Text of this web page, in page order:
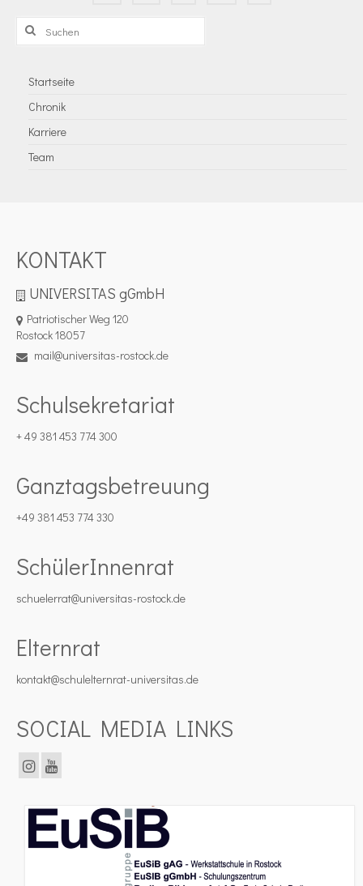
Beiträge
Suchen
nach:
Startseite
Chronik
Karriere
Team
KONTAKT
UNIVERSITAS gGmbH
Patriotischer Weg 120
Rostock 18057
mail@universitas-rostock.de
Schulsekretariat
+ 49 381 453 774 300
Ganztagsbetreuung
+49 381 453 774 330
SchülerInnenrat
schuelerrat@universitas-rostock.de
Elternrat
kontakt@schulelternrat-universitas.de
SOCIAL MEDIA LINKS